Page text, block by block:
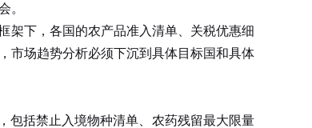
。
下，各国的农产品准入清单、关税优惠细
市场趋势分析必须下沉到具体目标国和具体
包括禁止入境物种清单、农药残留最大限量